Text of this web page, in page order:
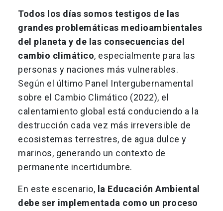
Todos los días somos testigos de las
grandes problemáticas medioambientales
del planeta y de las consecuencias del
cambio climático, especialmente para las
personas y naciones más vulnerables.
Según el último Panel Intergubernamental
sobre el Cambio Climático (2022), el
calentamiento global está conduciendo a la
destrucción cada vez más irreversible de
ecosistemas terrestres, de agua dulce y
marinos, generando un contexto de
permanente incertidumbre.
En este escenario, la Educación Ambiental
debe ser implementada como un proceso